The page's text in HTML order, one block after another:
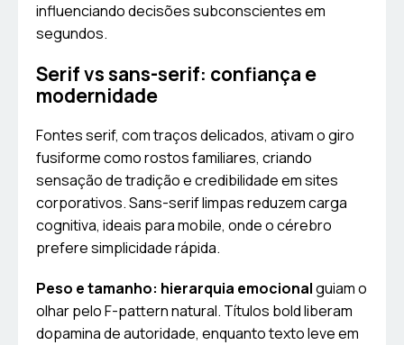
influenciando decisões subconscientes em
segundos.
Serif vs sans-serif: confiança e
modernidade
Fontes serif, com traços delicados, ativam o giro
fusiforme como rostos familiares, criando
sensação de tradição e credibilidade em sites
corporativos. Sans-serif limpas reduzem carga
cognitiva, ideais para mobile, onde o cérebro
prefere simplicidade rápida.
Peso e tamanho: hierarquia emocionalguiam o
olhar pelo F-pattern natural. Títulos bold liberam
dopamina de autoridade, enquanto texto leve em